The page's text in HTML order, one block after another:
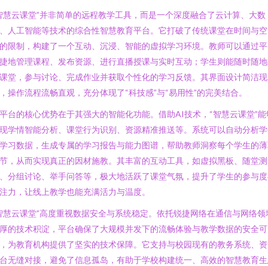
慧云课堂”并非简单的远程教学工具，而是一个深度融合了云计算、大数
人工智能等技术的综合性智慧教育平台。它打破了传统课堂在时间与
限制，构建了一个互动、沉浸、智能的虚拟学习环境。教师可以通过
地管理课程、发布资源、进行直播授课与实时互动；学生则能随时随
堂，参与讨论、完成作业并获取个性化的学习反馈。其界面设计简洁现
操作流程流畅直观，充分体现了“科技感”与“易用性”的完美结合。
台的核心优势在于其强大的智能化功能。借助AI技术，“智慧云课堂”能
学情智能分析、课堂行为识别、资源精准推送等。系统可以自动分析
习数据，生成专属的学习报告与能力图谱，帮助教师洞察每个学生的
，从而实现真正的因材施教。其丰富的互动工具，如虚拟黑板、随堂测
分组讨论、举手问答等，极大地活跃了课堂气氛，提升了学生的参与
力，让线上教学也能充满活力与温度。
慧云课堂”高度重视数据安全与系统稳定。依托锐捷网络在通信与网络领
的技术积淀，平台确保了大规模并发下的流畅体验与教学数据的安全可
为教育机构提供了坚实的技术保障。它支持与校园现有的教务系统、
无缝对接，避免了信息孤岛，有助于学校构建统一、高效的智慧教育